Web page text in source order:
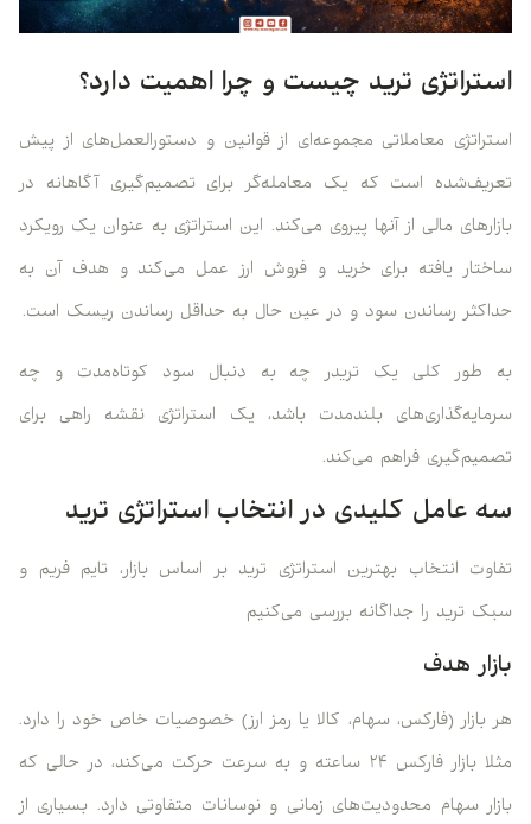
استراتژی ترید چیست و چرا اهمیت دارد؟
استراتژی معاملاتی مجموعه‌ای از قوانین و دستورالعمل‌های از پیش
تعریف‌شده است که یک معامله‌گر برای تصمیم‌گیری آگاهانه در
بازارهای مالی از آنها پیروی می‌کند. این استراتژی به عنوان یک رویکرد
ساختار یافته برای خرید و فروش ارز عمل می‌کند و هدف آن به
حداکثر رساندن سود و در عین حال به حداقل رساندن ریسک است.
به طور کلی یک تریدر چه به دنبال سود کوتاه‌مدت و چه
سرمایه‌گذاری‌های بلندمدت باشد، یک استراتژی نقشه راهی برای
تصمیم‌گیری فراهم می‌کند.
سه عامل کلیدی در انتخاب استراتژی ترید
تفاوت انتخاب بهترین استراتژی ترید بر اساس بازار، تایم‌ فریم و
سبک ترید را جداگانه بررسی می‌کنیم
بازار هدف
هر بازار (فارکس، سهام، کالا یا رمز ارز) خصوصیات خاص خود را دارد.
مثلا بازار فارکس ۲۴ ساعته و به سرعت حرکت می‌کند، در حالی که
بازار سهام محدودیت‌های زمانی و نوسانات متفاوتی دارد. بسیاری از